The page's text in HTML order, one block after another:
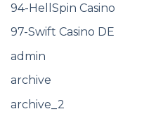
94-HellSpin Casino
97-Swift Casino DE
admin
archive
archive_2